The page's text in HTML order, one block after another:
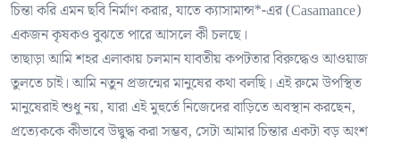
চিন্তা করি এমন ছবি নির্মাণ করার, যাতে ক্যাসামান্স*-এর (Casamance)
একজন কৃষকও বুঝতে পারে আসলে কী চলছে।
তাছাড়া আমি শহর এলাকায় চলমান যাবতীয় কপটতার বিরুদ্ধেও আওয়াজ
তুলতে চাই। আমি নতুন প্রজন্মের মানুষের কথা বলছি। এই রুমে উপস্থিত
মানুষেরাই শুধু নয়, যারা এই মুহুর্তে নিজেদের বাড়িতে অবস্থান করছেন,
প্রত্যেককে কীভাবে উদ্বুদ্ধ করা সম্ভব, সেটা আমার চিন্তার একটা বড় অংশ